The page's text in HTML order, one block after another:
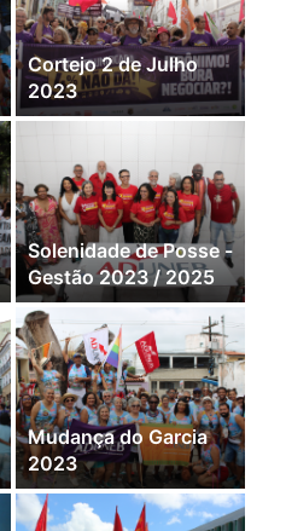
Cortejo 2 de Julho
2023
Solenidade de Posse -
Gestão 2023 / 2025
Mudança do Garcia
2023